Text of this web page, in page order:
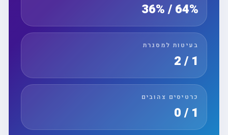
64% / 36%
בעיטות למסגרת
כרטיסים צהובים